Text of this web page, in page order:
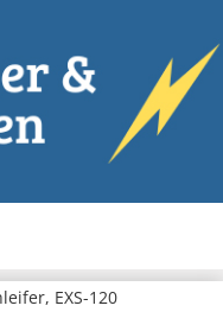
EXS-120